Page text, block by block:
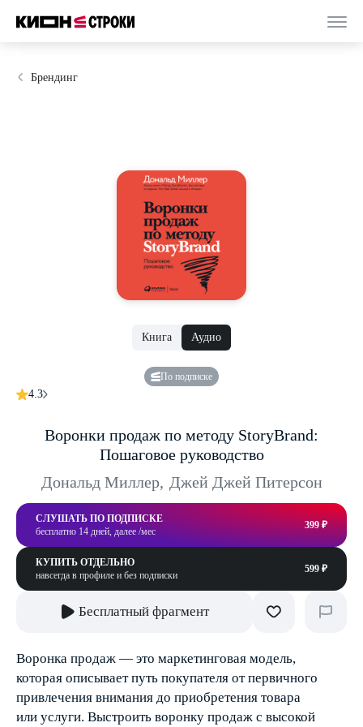
Брендинг
Книга Аудио
По подписке
4.3
Воронки продаж по методу StoryBrand:
Пошаговое руководство
Дональд Миллер, Джей Джей Питерсон
СЛУШАТЬ ПО ПОДПИСКЕ
бесплатно 14 дней, далее /мес
399 ₽
КУПИТЬ ОТДЕЛЬНО
навсегда в профиле и без подписки
599 ₽
Бесплатный фрагмент
Воронка продаж — это маркетинговая модель,
которая описывает путь покупателя от первичного
привлечения внимания до приобретения товара
или услуги. Выстроить воронку продаж с высокой